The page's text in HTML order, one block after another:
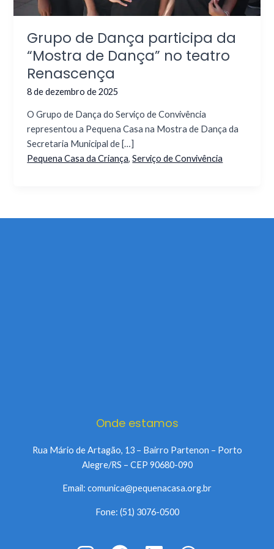
Grupo de Dança participa da
“Mostra de Dança” no teatro
Renascença
8 de dezembro de 2025
O Grupo de Dança do Serviço de Convivência
representou a Pequena Casa na Mostra de Dança da
Secretaria Municipal de […]
Pequena Casa da Criança,Serviço de Convivência
Onde estamos
Rua Mário de Artagão, 13 – Bairro Partenon – Porto
Alegre/RS – CEP 90680-090
Email: comunica@pequenacasa.org.br
Fone: (51) 3076-0500